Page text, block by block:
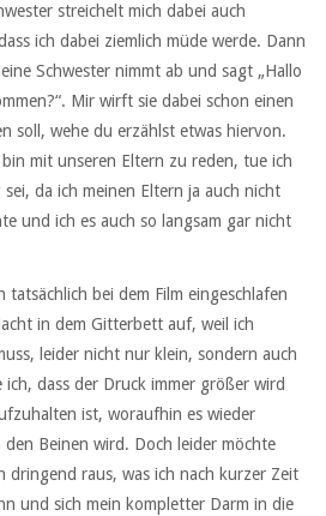
streichelt mich dabei auch
ich dabei ziemlich müde werde. Dann
Schwester nimmt ab und sagt „Hallo
Mir wirft sie dabei schon einen
soll, wehe du erzählst etwas hiervon.
mit unseren Eltern zu reden, tue ich
da ich meinen Eltern ja auch nicht
und ich es auch so langsam gar nicht
tatsächlich bei dem Film eingeschlafen
in dem Gitterbett auf, weil ich
leider nicht nur klein, sondern auch
dass der Druck immer größer wird
ist, woraufhin es wieder
den Beinen wird. Doch leider möchte
dringend raus, was ich nach kurzer Zeit
und sich mein kompletter Darm in die